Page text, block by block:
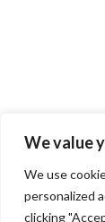
We value
We use
personalized
clicking